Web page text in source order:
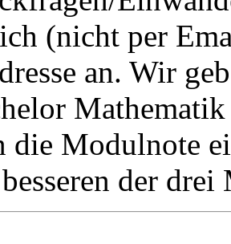
(nicht per
an. Wir
die Modulnote
der